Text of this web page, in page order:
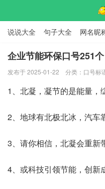
说说大全 句子大全 网名昵
标语口号 签名大全
企业节能环保口号251个
发布于 2025-01-22 分类： 口号标
1、北凝，凝节的是能量，
2、地球有北极北冰，汽车
3、请你相信，北凝会重新
4、或科技引领节能，创新